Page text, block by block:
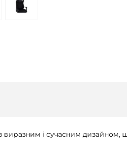
виразним і сучасним дизайном,